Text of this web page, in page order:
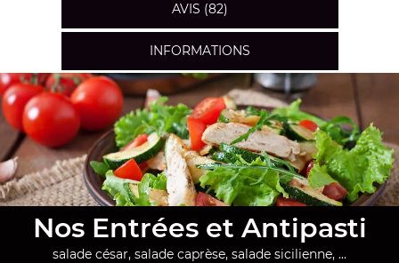
AVIS (82)
INFORMATIONS
Nos Entrées et Antipasti
salade césar, salade caprèse, salade sicilienne, ...